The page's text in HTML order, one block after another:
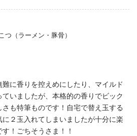
つ（ラーメン・豚骨）
に香りを控えめにしたり、マイルド
いましたが、本格的の香りでビック
も特筆ものです！自宅で替え玉する
２玉入れてしまいましたが十分に楽
！ごちそうさま！！